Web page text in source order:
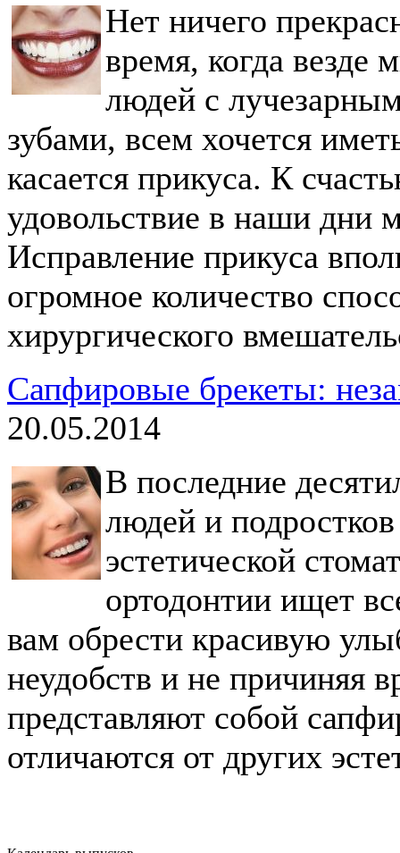
Нет ничего
время, когда
людей с
зубами, всем хочется
касается прикуса. К
удовольствие в наши дни
Исправление прикуса
огромное количество
хирургического
Сапфировые брекеты:
20.05.2014
В последние
людей и
эстетической
ортодонтии ищет
вам обрести красивую
неудобств и не причиняя
представляют собой
отличаются от других